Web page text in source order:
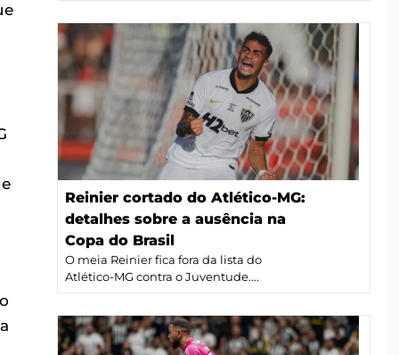
Reinier cortado do Atlético-MG:
detalhes sobre a ausência na
Copa do Brasil
O meia Reinier fica fora da lista do
Atlético-MG contra o Juventude....